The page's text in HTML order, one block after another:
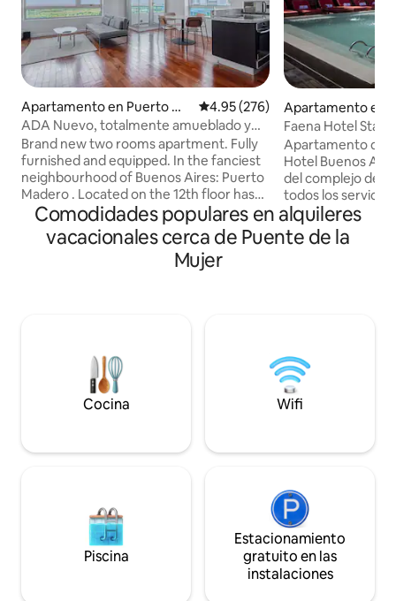
Apartamento en Puerto Ma
dero
Calificación promedio: 4.95 de
4.95 (276)
ADA Nuevo, totalmente amueblado y
equipado + VISTAS
Brand new two rooms apartment. Fully
furnished and equipped. In the fanciest
neighbourhood of Buenos Aires: Puerto
Madero . Located on the 12th floor has
an amazing view to the river and the city
skyline. It is quiet and comfortable. The
area is safe and full of restaurants and
Apartamento en
dero
Faena Hotel
Madero
Apartamento de
Hotel Buenos
del complejo del
todos los
restaurantes,
Stark,
con 50 metros
Comodidades populares en alquileres
vacacionales cerca de Puente de la
Mujer
Cocina Wifi
Piscina
Estacionamiento
gratuito en las
instalaciones